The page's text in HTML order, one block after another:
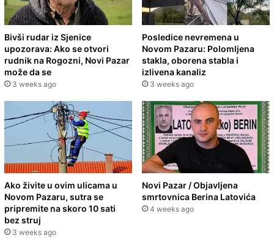
Bivši rudar iz Sjenice
upozorava: Ako se otvori
rudnik na Rogozni, Novi Pazar
može da se
3 weeks ago
Posledice nevremena u
Novom Pazaru: Polomljena
stakla, oborena stabla i
izlivena kanaliz
3 weeks ago
Ako živite u ovim ulicama u
Novom Pazaru, sutra se
pripremite na skoro 10 sati
bez struj
3 weeks ago
Novi Pazar / Objavljena
smrtovnica Berina Latovića
4 weeks ago